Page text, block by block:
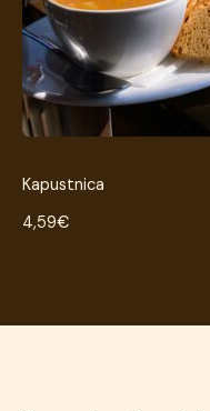
Kapustnica
4,59€